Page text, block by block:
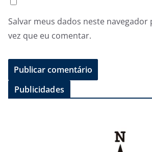
Salvar meus dados neste navegador
vez que eu comentar.
Publicidades